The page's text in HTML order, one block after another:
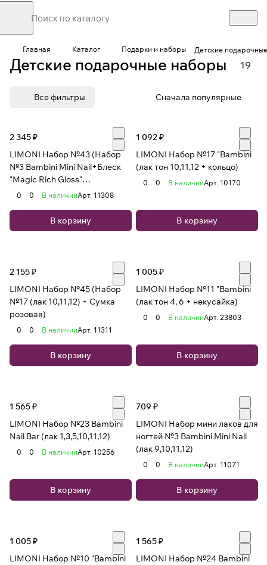
Главная Каталог Подарки и наборы Детские
Детские подарочные наборы 19
Все фильтры Сначала популярные
2 345 ₽
LIMONI Набор №43 (Набор
№3 Bambini Mini Nail+Блеск
"Magic Rich Gloss"
1+зеркало+Сумка фиол
0 0 В наличииАрт. 11308
В корзину
1 092 ₽
LIMONI Набор №17 "Bambini
(лак тон 10,11,12 + кольцо)
0 0 В наличииАрт. 10170
В корзину
2 155 ₽
LIMONI Набор №45 (Набор
№17 (лак 10,11,12) + Сумка
розовая)
0 0 В наличииАрт. 11311
В корзину
1 005 ₽
LIMONI Набор №11 "Bambini
(лак тон 4, 6 + некусайка)
0 0 В наличииАрт. 23803
В корзину
1 565 ₽
LIMONI Набор №23 Bambini
Nail Bar (лак 1,3,5,10,11,12)
0 0 В наличииАрт. 10256
В корзину
709 ₽
LIMONI Набор мини лаков для
ногтей №3 Bambini Mini Nail
(лак 9,10,11,12)
0 0 В наличииАрт. 11071
В корзину
1 005 ₽
LIMONI Набор №10 "Bambini
1 565 ₽
LIMONI Набор №24 Bambini